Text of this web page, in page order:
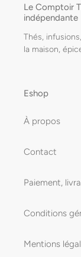
Le Comptoir
indépendante
Thés,
la maison,
Eshop
À propos
Contact
Paiement,
Conditions
Mentions